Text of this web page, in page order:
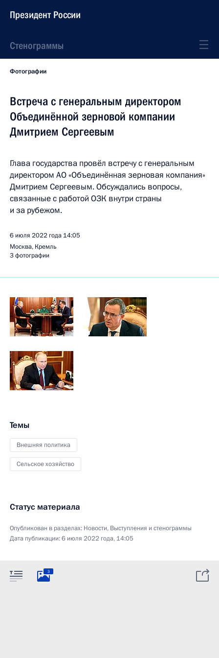
Президент России
Стенограммы
Фотографии
Встреча с генеральным директором
Объединённой зерновой компании
Дмитрием Сергеевым
Глава государства провёл встречу с генеральным
директором АО «Объединённая зерновая компания»
Дмитрием Сергеевым. Обсуждались вопросы,
связанные с работой ОЗК внутри страны
и за рубежом.
6 июля 2022 года 14:05
Москва, Кремль
3 фотографии
Темы
Внешняя политика
Сельское хозяйство
Статус материала
Опубликован в разделах: Новости, Выступления и стенограммы
Дата публикации:6 июля 2022 года, 14:05
3